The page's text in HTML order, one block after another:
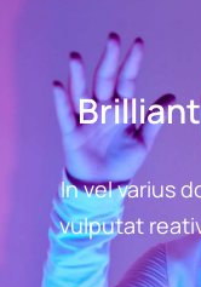
In vel varius
vulputat